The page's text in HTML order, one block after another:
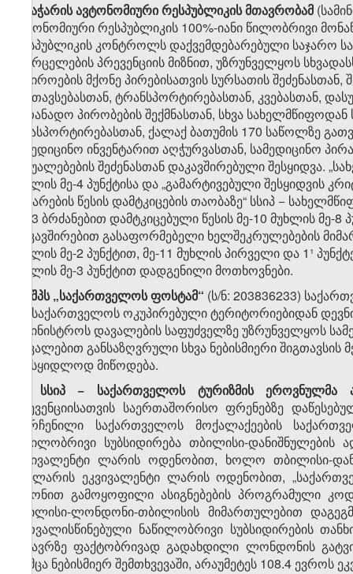
. აჭარის ავტონომიური რესპუბლიკის მთავრობამ
ავტონომიური რესპუბლიკის 100%-იანი წილობრივი
რესპუბლიკის კონტროლს დაქვემდებარებული საჯარო
გავრცელების პრევენციის მიზნით, უზრუნველყოს
საჭიროების მქონე პირებისათვის სურსათის
განთავსებასთან, ტრანსპორტირებასთან, კვებასთან,
სათანადო პირობების შექმნასთან, სხვა
ტრასპორტირებასთან, ქალაქ ბათუმის 170 საწოლზე
სამედიცინო ინვენტარით აღჭურვასთან, სამედიცინო
საშუალებების შეძენასთან დაკავშირებული შესყიდვა.
მუხლის მე-4 პუნქტისა და „გამარტივებული შესყიდვის
ჩატარების წესის დამტკიცების თაობაზე“ სსიპ −
№13 ბრძანებით დამტკიცებული წესის მე-10 მუხლის მე-
დაკავშირებით გასაფორმებელი ხელშეკრულებების
მუხლის მე-2 პუნქტით, მე-11 მუხლის პირველი და 1¹
მუხლის მე-3 პუნქტით დადგენილი მოთხოვნები.
. შპს „საქართველოს ფოსტამ“ (ს/ნ: 203836233)
და საქართველოს ოკუპირებული ტერიტორიებიდან
სამინისტროს დავალების საფუძველზე უზრუნველყოს
დავალებით განსაზღვრული სხვა ნებისმიერი
უსასყიდლოდ მიწოდება.
. სსიპ − საქართველოს ტურიზმის ეროვნულმა
პრევენციისათვის საერთაშორისო ფრენებზე
დარჩენილი საქართველოს მოქალაქეების
ნაწილობრივი სუბსიდირება თბილისი-
ეკვივალენტი ლარის ოდენობით, ხოლო თბილისი-
დოლარის ეკვივალენტი ლარის ოდენობით,
კანონით გამოყოფილი ასიგნებების პროგრამული
თბილისი-ლონდონი-თბილისის მიმართულებით
გათვალისწინებული ნაწილობრივი სუბსიდირების
მგზავრზე ფაქტობრივად გადახდილი ლონდონის
თუმცა ნებისმიერ შემთხვევაში, არაუმეტეს 108.4